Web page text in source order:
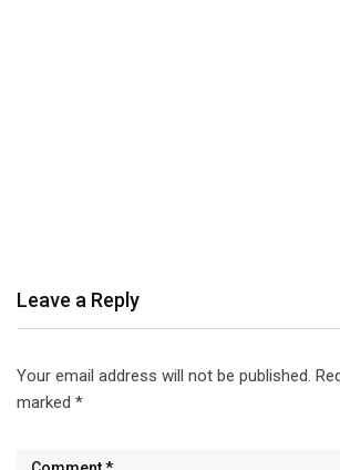
Leave a Reply
Your email address will not be published.
marked *